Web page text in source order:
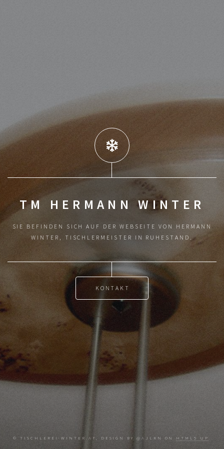
TM HERMANN WINTER
SIE BEFINDEN SICH AUF DER WEBSEITE VON HERMANN
WINTER, TISCHLERMEISTER IN RUHESTAND.
KONTAKT
© TISCHLEREI-WINTER.AT, DESIGN BY @AJLKN ON HTML5 UP.